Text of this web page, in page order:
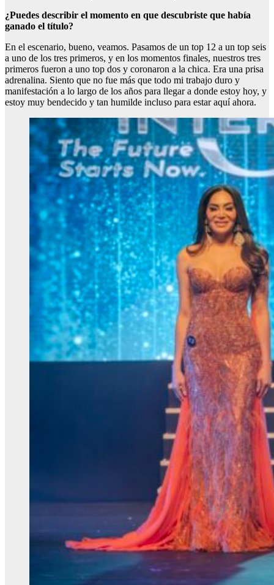
¿Puedes describir el momento en que descubriste que había
ganado el título?
En el escenario, bueno, veamos. Pasamos de un top 12 a un top seis
a uno de los tres primeros, y en los momentos finales, nuestros tres
primeros fueron a uno top dos y coronaron a la chica. Era una prisa
adrenalina. Siento que no fue más que todo mi trabajo duro y
manifestación a lo largo de los años para llegar a donde estoy hoy, y
estoy muy bendecido y tan humilde incluso para estar aquí ahora.